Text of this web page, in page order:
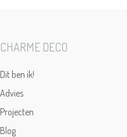
CHARME DECO
Dit ben ik!
Advies
Projecten
Blog